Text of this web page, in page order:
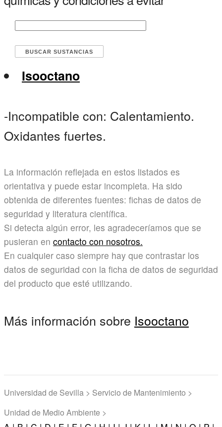
Isooctano
-Incompatible con: Calentamiento.
Oxidantes fuertes.
La información reflejada en estos listados es
orientativa y puede estar incompleta. Ha sido
obtenida de diferentes fuentes: fichas de datos de
seguridad y literatura científica.
Si detecta algún error, les agradeceríamos que se
pusieran en contacto con nosotros.
En cualquier caso siempre hay que contrastar los
datos de seguridad con la ficha de datos de seguridad
del producto que esté utilizando.
Más información sobre Isooctano
Universidad de Sevilla > Servicio de Mantenimiento >
Unidad de Medio Ambiente >